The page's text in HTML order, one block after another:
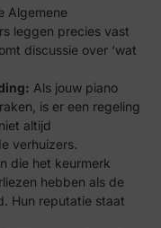
Algemene
leggen precies vast
discussie over ‘wat
Als jouw piano
is er een regeling
altijd
verhuizers.
die het keurmerk
hebben als de
Hun reputatie staat